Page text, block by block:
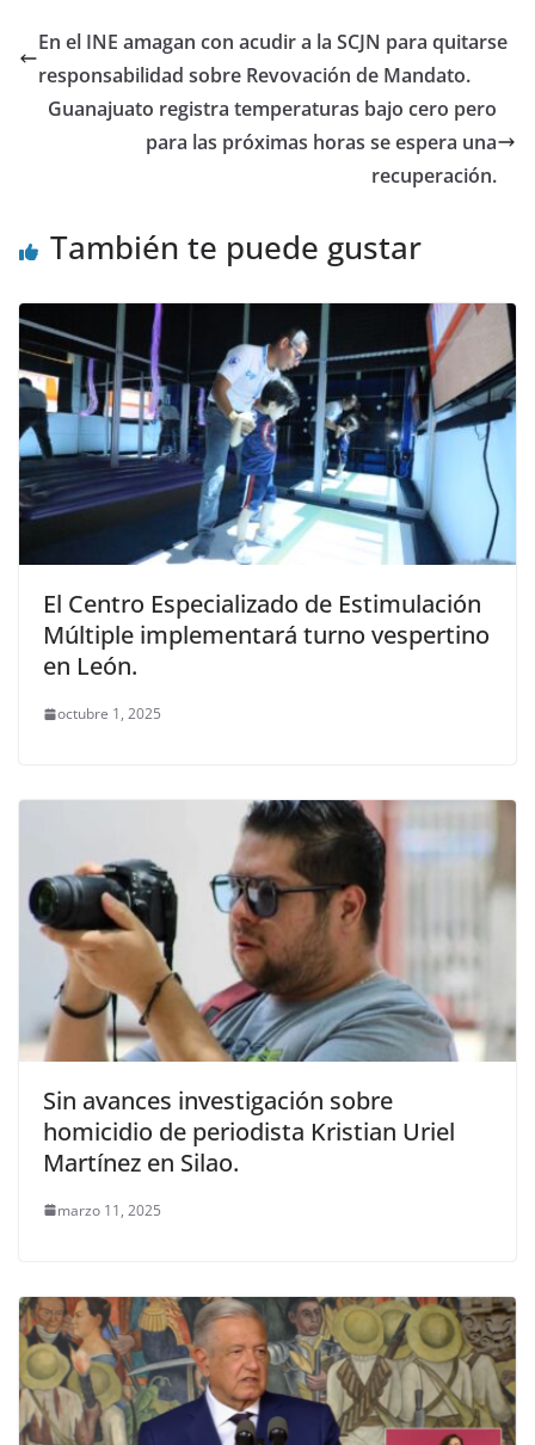
o
o
k
p
p
n
En el INE amagan con acudir a la SCJN para quitarse
responsabilidad sobre Revovación de Mandato.
Guanajuato registra temperaturas bajo cero pero
para las próximas horas se espera una
recuperación.
También te puede gustar
El Centro Especializado de Estimulación
Múltiple implementará turno vespertino
en León.
octubre 1, 2025
Sin avances investigación sobre
homicidio de periodista Kristian Uriel
Martínez en Silao.
marzo 11, 2025